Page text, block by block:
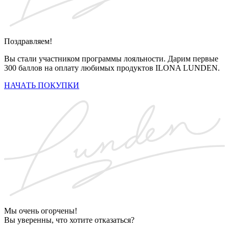
Поздравляем!
Вы стали участником программы лояльности. Дарим первые
300 баллов на оплату любимых продуктов ILONA LUNDEN.
НАЧАТЬ ПОКУПКИ
Мы очень огорчены!
Вы уверенны, что хотите отказаться?